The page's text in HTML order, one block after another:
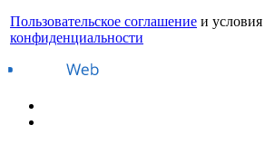
Пользовательское соглашение и условия
конфиденциальности